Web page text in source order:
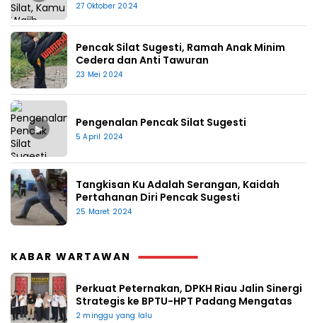
27 Oktober 2024
Pencak Silat Sugesti, Ramah Anak Minim
Cedera dan Anti Tawuran
23 Mei 2024
▶ Pengenalan Pencak Silat Sugesti
5 April 2024
Tangkisan Ku Adalah Serangan, Kaidah
Pertahanan Diri Pencak Sugesti
25 Maret 2024
KABAR WARTAWAN
Perkuat Peternakan, DPKH Riau Jalin Sinergi
Strategis ke BPTU-HPT Padang Mengatas
2 minggu yang lalu